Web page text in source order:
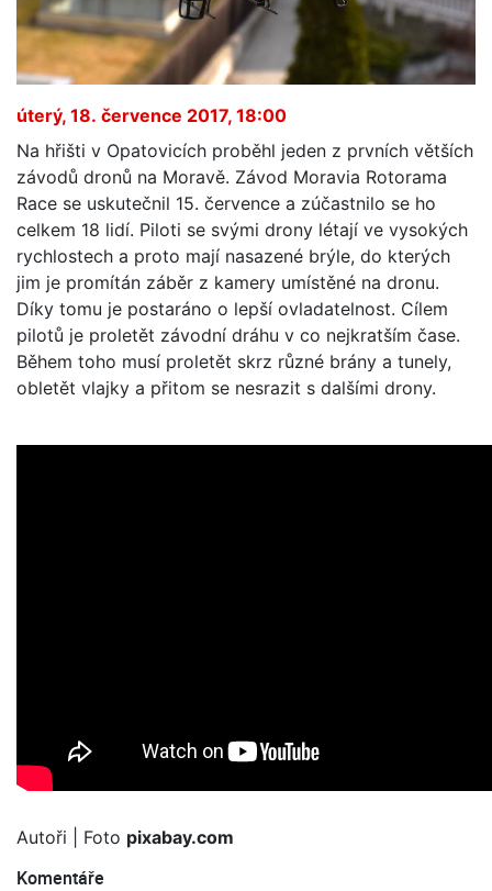
úterý, 18. července 2017, 18:00
Na hřišti v Opatovicích proběhl jeden z prvních větších
závodů dronů na Moravě. Závod Moravia Rotorama
Race se uskutečnil 15. července a zúčastnilo se ho
celkem 18 lidí. Piloti se svými drony létají ve vysokých
rychlostech a proto mají nasazené brýle, do kterých
jim je promítán záběr z kamery umístěné na dronu.
Díky tomu je postaráno o lepší ovladatelnost. Cílem
pilotů je proletět závodní dráhu v co nejkratším čase.
Během toho musí proletět skrz různé brány a tunely,
obletět vlajky a přitom se nesrazit s dalšími drony.
Autoři | Foto pixabay.com
Komentáře